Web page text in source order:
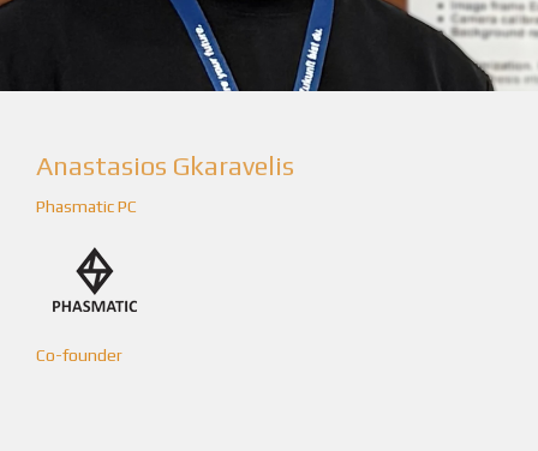
Anastasios Gkaravelis
Phasmatic PC
Co-founder